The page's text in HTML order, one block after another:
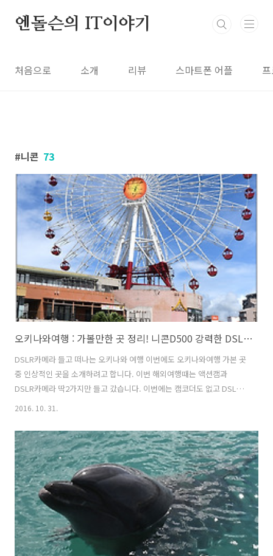
엔돌슨의 IT이야기
처음으로 소개 리뷰 스마트폰 어플
니콘 73
오키나와여행 : 가볼만한 곳 정리! 니콘D500 강력한 DSLR카메라
DSLR카메라 들고 떠나는 오키나와 여행 이번에도 오키나와여행 가본 곳
중 인상적인 곳을 소개하려고 합니다. 이번 해외여행때는 액션캠과
DSLR카메라 딱2가지만 들고 갔습니다. 이번에는 캠코더도 없고 DSLR
카메라 렌즈도 챙기지 않았습니다. 니콘D500 하나면 괜찮은 사진을 찍
를 하여 MAPCODE 하나 입력하고 바로 여행을 떠날 수 있었습니다. 오
키나와 남부에서 북부, 중부까지 프리우스렌터카로 많은 곳을 다녔습니
다. 와이프가 일본에 살다와서 일본권이라 편하더군요. 아메리칸빌리지,
츄라우미수족관, 온더비치 카페, 세나가섬 우미카지테라스, 마린피아자
돌고래워팅투어 참가, 중부쪽 타마야쪽에서 보리새우를 회로 먹는 2인코
스도 먹어 보았군요. 비..
2016. 10. 31.